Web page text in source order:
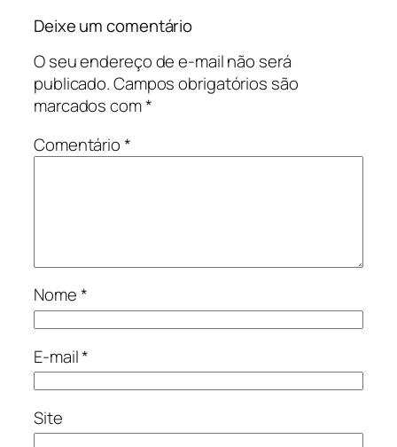
Deixe um comentário
O seu endereço de e-mail não será
publicado.Campos obrigatórios são
marcados com*
Comentário*
Nome*
E-mail*
Site